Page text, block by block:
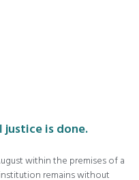
is done.
within the premises of a
remains without